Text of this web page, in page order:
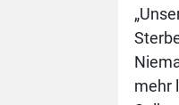
mehr